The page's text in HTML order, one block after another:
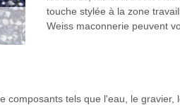
touche stylée à la zone
Weiss maconnerie peuvent
tels que l'eau, le gravier,